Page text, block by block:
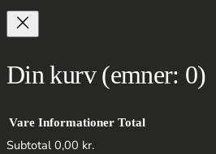
Din kurv(emner: 0)
Vare Informationer Total
Subtotal0,00 kr.